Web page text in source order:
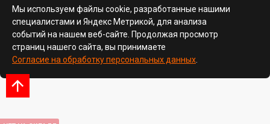
Мы используем файлы cookie, разработанные нашими
специалистами и Яндекс Метрикой, для анализа
событий на нашем веб-сайте. Продолжая просмотр
страниц нашего сайта, вы принимаете
Согласие на обработку персональных данных.